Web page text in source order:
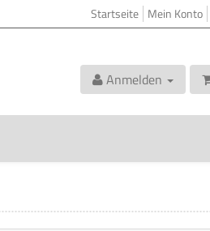
Startseite Mein Konto
Anmelden